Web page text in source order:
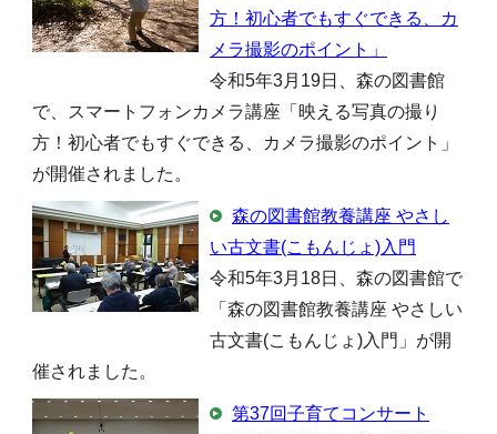
方！初心者でもすぐできる、カ
メラ撮影のポイント」
令和5年3月19日、森の図書館
で、スマートフォンカメラ講座「映える写真の撮り
方！初心者でもすぐできる、カメラ撮影のポイント」
が開催されました。
森の図書館教養講座 やさし
い古文書(こもんじょ)入門
令和5年3月18日、森の図書館で
「森の図書館教養講座 やさしい
古文書(こもんじょ)入門」が開
催されました。
第37回子育てコンサート